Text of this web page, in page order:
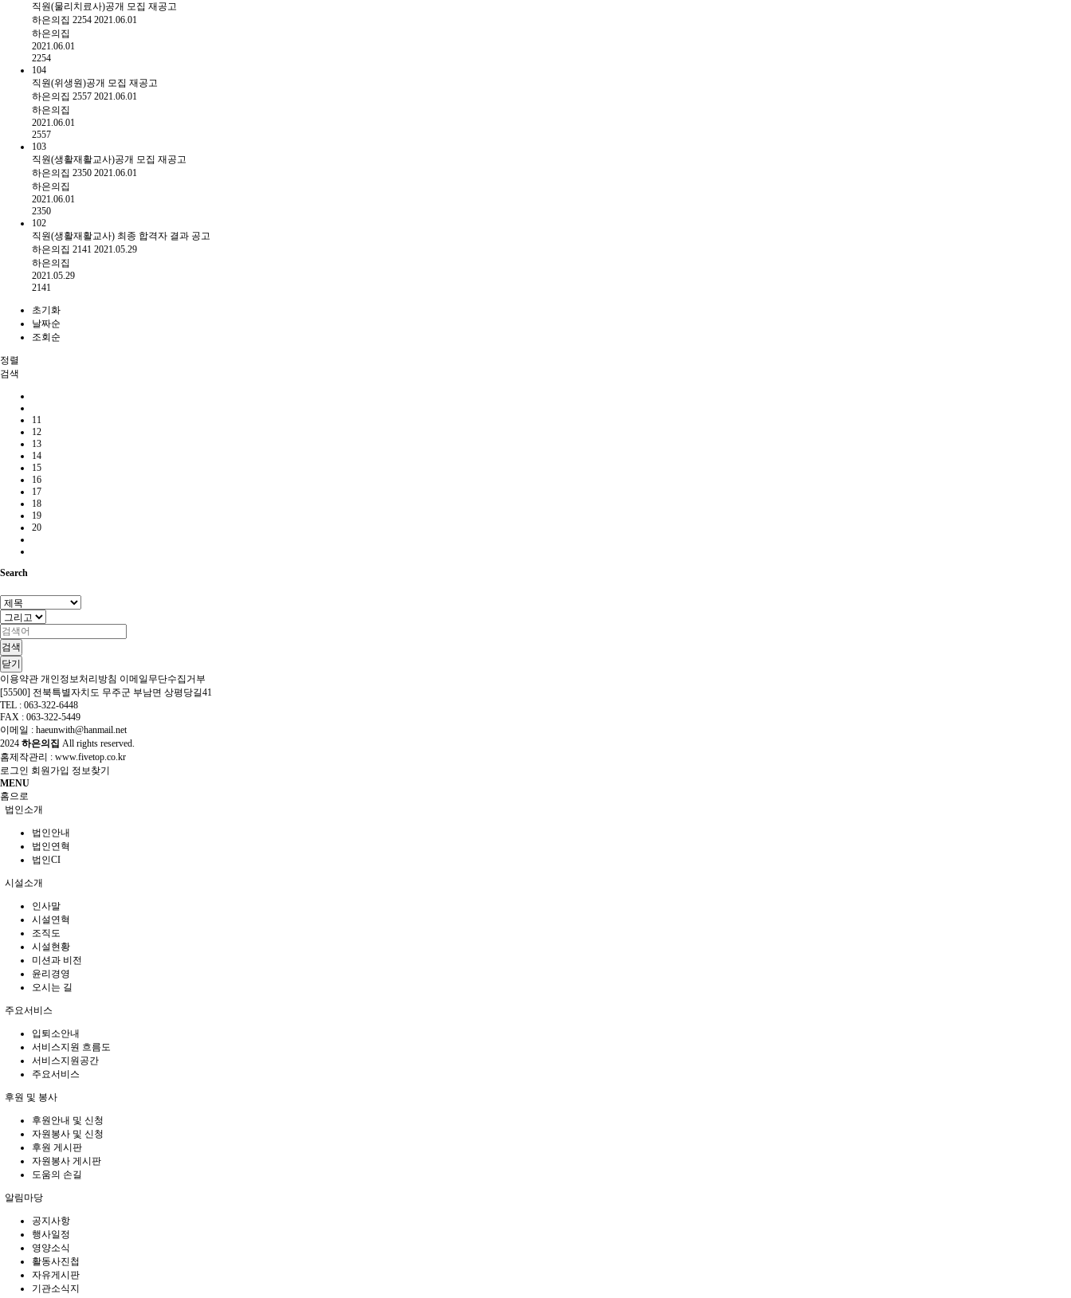
직원(물리치료사)공개 모집 재공고
하은의집 2254 2021.06.01
하은의집
2021.06.01
2254
104
직원(위생원)공개 모집 재공고
하은의집 2557 2021.06.01
하은의집
2021.06.01
2557
103
직원(생활재활교사)공개 모집 재공고
하은의집 2350 2021.06.01
하은의집
2021.06.01
2350
102
직원(생활재활교사) 최종 합격자 결과 공고
하은의집 2141 2021.05.29
하은의집
2021.05.29
2141
초기화
날짜순
조회순
정렬
검색
11
12
13
14
15
16
17
18
19
20
Search
검색
닫기
이용약관 개인정보처리방침 이메일무단수집거부
[55500] 전북특별자치도 무주군 부남면 상평당길41
TEL : 063-322-6448
FAX : 063-322-5449
이메일 : haeunwith@hanmail.net
2024 하은의집 All rights reserved.
홈제작관리 : www.fivetop.co.kr
로그인 회원가입 정보찾기
MENU
홈으로
법인소개
법인안내
법인연혁
법인CI
시설소개
인사말
시설연혁
조직도
시설현황
미션과 비전
윤리경영
오시는 길
주요서비스
입퇴소안내
서비스지원 흐름도
서비스지원공간
주요서비스
후원 및 봉사
후원안내 및 신청
자원봉사 및 신청
후원 게시판
자원봉사 게시판
도움의 손길
알림마당
공지사항
행사일정
영양소식
활동사진첩
자유게시판
기관소식지